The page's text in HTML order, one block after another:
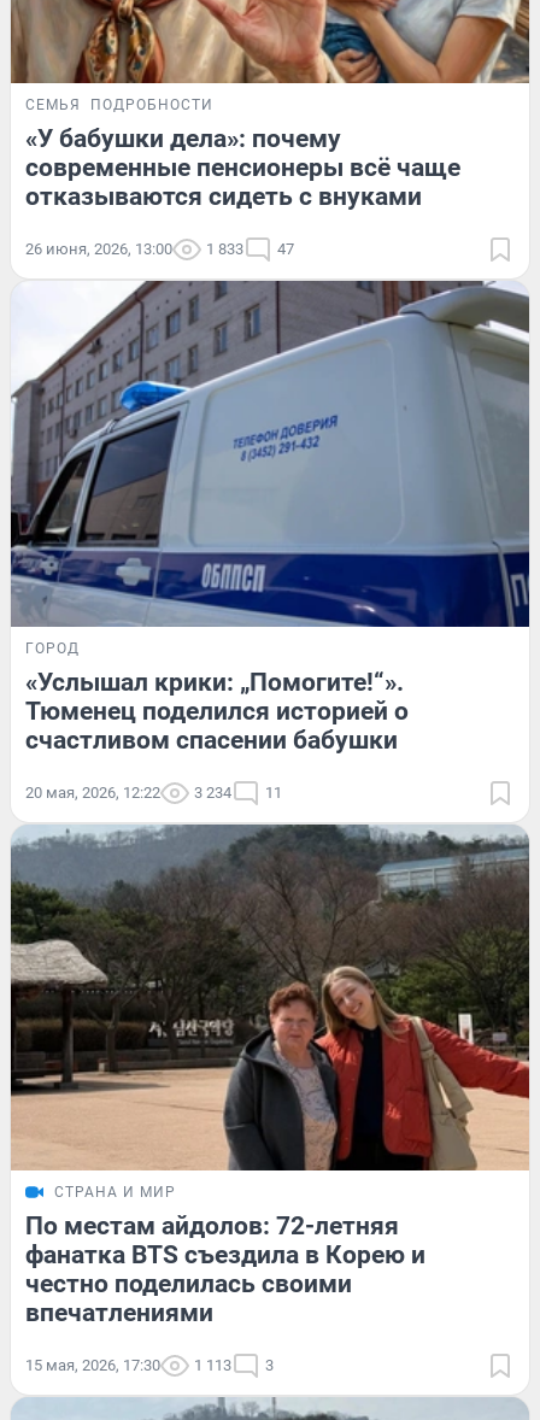
СЕМЬЯ ПОДРОБНОСТИ
«У бабушки дела»: почему
современные пенсионеры всё чаще
отказываются сидеть с внуками
26 июня, 2026, 13:00 1 833 47
ГОРОД
«Услышал крики: „Помогите!“».
Тюменец поделился историей о
счастливом спасении бабушки
20 мая, 2026, 12:22 3 234 11
СТРАНА И МИР
По местам айдолов: 72-летняя
фанатка BTS съездила в Корею и
честно поделилась своими
впечатлениями
15 мая, 2026, 17:30 1 113 3